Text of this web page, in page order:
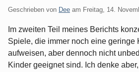
Geschrieben von Dee am Freitag, 14.
Im zweiten Teil meines Berichts
Spiele, die immer noch eine geringe
aufweisen, aber dennoch nicht
Kinder geeignet sind. Ich denke